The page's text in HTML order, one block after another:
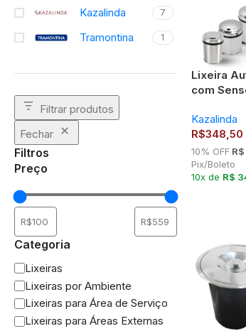
Kazalinda 7
Tramontina 1
Filtrar produtos
Fechar
Filtros
Preço
Categoria
Lixeiras
Lixeiras por Ambiente
Lixeiras para Área de Serviço
Lixeiras para Áreas Externas
Lixeira
com
42 Litros
Kazalinda
R$348,50
10% OFFR$
Pix/Boleto
10x de R$